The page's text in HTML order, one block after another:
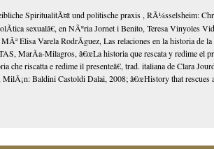
SpiritualitÃ¤t und politische praxis , RÃ¼sselsheim:
sexualâ€, en NÃºria Jornet i Benito, Teresa Vinyoles
Elisa Varela RodrÃ­guez, Las relaciones en la historia de la
MarÃ­a-Milagros, â€œLa historia que rescata y redime el
riscatta e redime il presenteâ€, trad. italiana de Clara
Baldini Castoldi Dalai, 2008; â€œHistory that rescues